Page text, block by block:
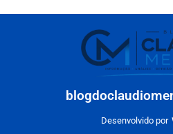
Desenvolvido por